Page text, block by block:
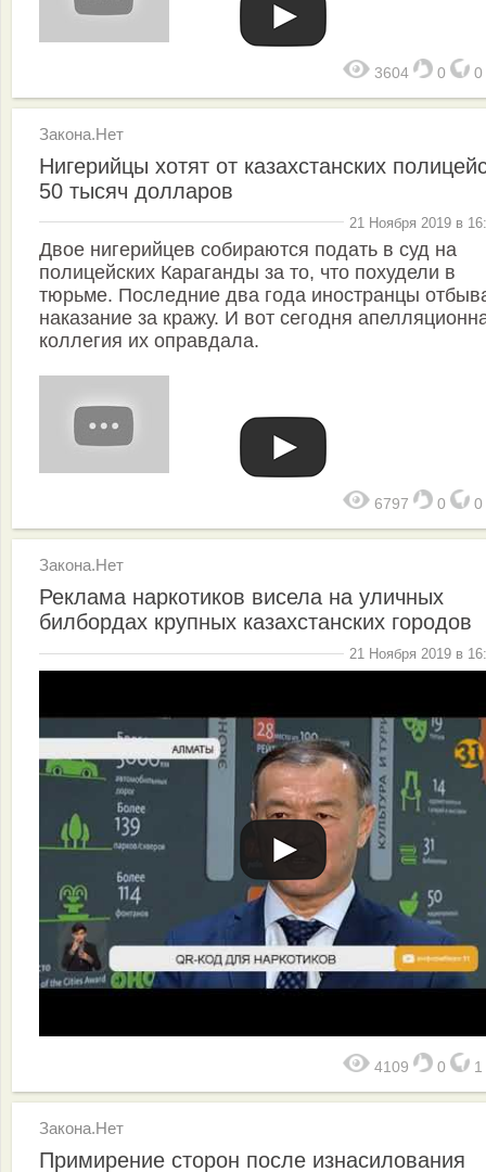
3604 0 0
Закона.Нет
Нигерийцы хотят от казахстанских
50 тысяч долларов
21 Ноября 2019 в
Двое нигерийцев собираются подать в суд на
полицейских Караганды за то, что похудели в
тюрьме. Последние два года иностранцы
наказание за кражу. И вот сегодня
коллегия их оправдала.
6797 0 0
Закона.Нет
Реклама наркотиков висела на уличных
билбордах крупных казахстанских городов
21 Ноября 2019 в
4109 0 1
Закона.Нет
Примирение сторон после изнасилования